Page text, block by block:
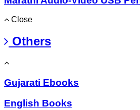
Close
Others
Gujarati Ebooks
English Books